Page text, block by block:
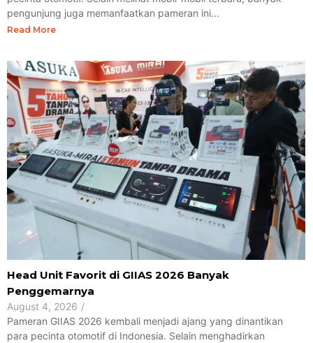
pengunjung juga memanfaatkan pameran ini...
Read More
Head Unit Favorit di GIIAS 2026 Banyak
Penggemarnya
August 4, 2026 /
Pameran GIIAS 2026 kembali menjadi ajang yang dinantikan
para pecinta otomotif di Indonesia. Selain menghadirkan